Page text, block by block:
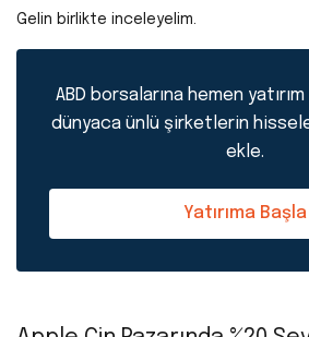
Gelin birlikte inceleyelim.
ABD borsalarına hemen
dünyaca ünlü şirketlerin
ekle.
Yatırıma Başla